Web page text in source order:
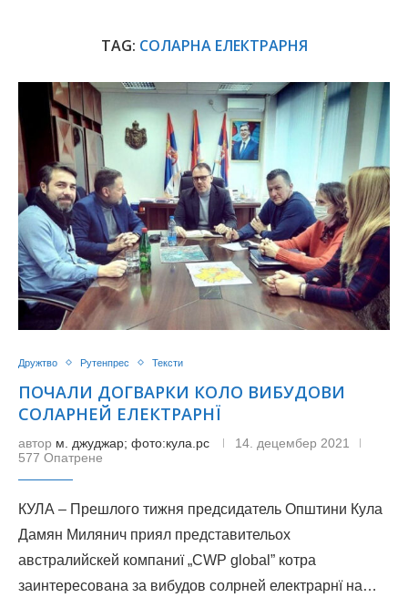
TAG: СОЛАРНА ЕЛЕКТРАРНЯ
Дружтво Рутенпрес Тексти
ПОЧАЛИ ДОГВАРКИ КОЛО ВИБУДОВИ
СОЛАРНЕЙ ЕЛЕКТРАРНЇ
автор м. джуджар; фото:кула.рс
14. децембер 2021
577 Опатрене
КУЛА – Прешлого тижня предсидатель Општини Кула
Дамян Милянич приял представительох
австралийскей компаниї „CWP global” котра
заинтересована за вибудов солрней електрарнї на…